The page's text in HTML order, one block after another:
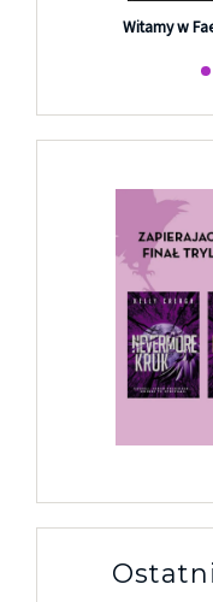
Witamy w